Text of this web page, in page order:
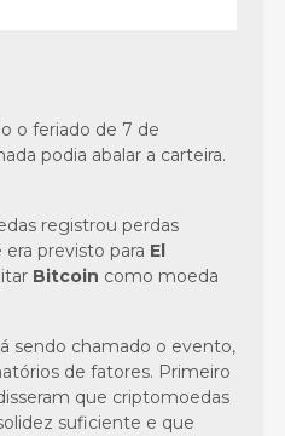
o feriado de 7 de
podia abalar a carteira.
registrou perdas
previsto para El
Bitcoin como moeda
sendo chamado o evento,
de fatores. Primeiro
que criptomoedas
suficiente e que